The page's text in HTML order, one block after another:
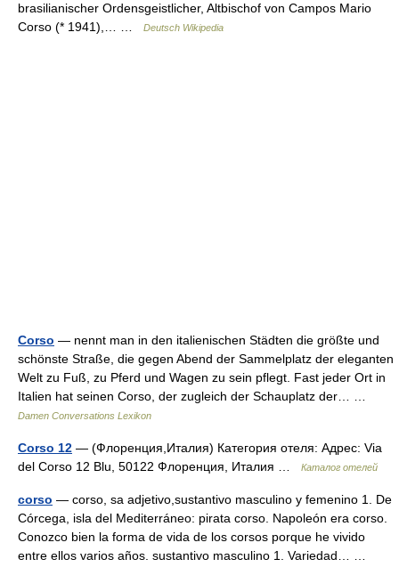
brasilianischer Ordensgeistlicher, Altbischof von Campos Mario
Corso (* 1941),… …
Deutsch Wikipedia
Corso — nennt man in den italienischen Städten die größte und
schönste Straße, die gegen Abend der Sammelplatz der eleganten
Welt zu Fuß, zu Pferd und Wagen zu sein pflegt. Fast jeder Ort in
Italien hat seinen Corso, der zugleich der Schauplatz der… …
Damen Conversations Lexikon
Corso 12 — (Флоренция,Италия) Категория отеля: Адрес: Via
del Corso 12 Blu, 50122 Флоренция, Италия …
Каталог отелей
corso — corso, sa adjetivo,sustantivo masculino y femenino 1. De
Córcega, isla del Mediterráneo: pirata corso. Napoleón era corso.
Conozco bien la forma de vida de los corsos porque he vivido
entre ellos varios años. sustantivo masculino 1. Variedad… …